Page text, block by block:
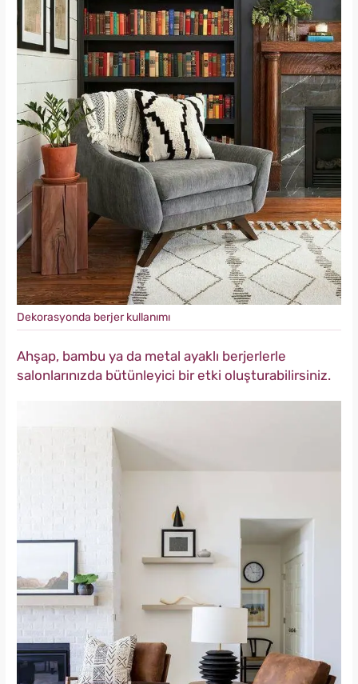
Dekorasyonda berjer kullanımı
Ahşap, bambu ya da metal ayaklı berjerlerle
salonlarınızda bütünleyici bir etki oluşturabilirsiniz.